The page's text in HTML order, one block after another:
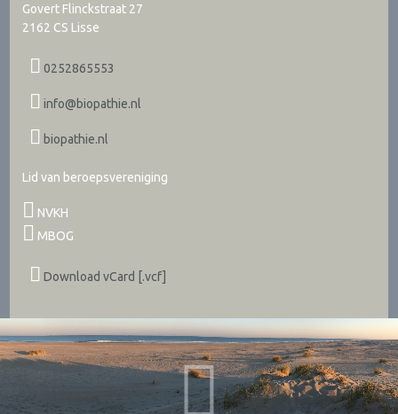
Govert Flinckstraat 27
2162 CS Lisse
0252865553
info@biopathie.nl
biopathie.nl
Lid van beroepsvereniging
NVKH
MBOG
Download vCard [.vcf]